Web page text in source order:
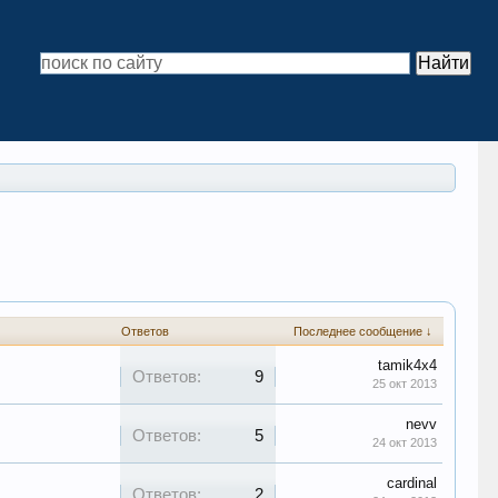
Ответов Последнее сообщение ↓
Ответов: 9
tamik4x4
25 окт 2013
Ответов: 5
nevv
24 окт 2013
cardinal